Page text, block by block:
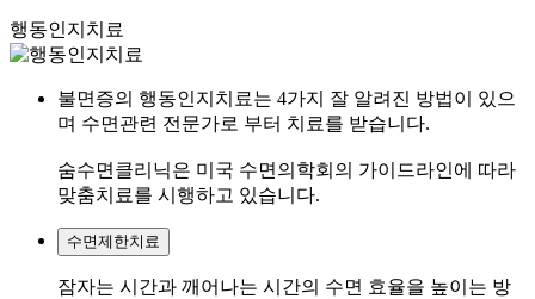
행동인지치료
불면증의 행동인지치료는 4가지 잘 알려진 방법이 있으
며 수면관련 전문가로 부터 치료를 받습니다.
숨수면클리닉은 미국 수면의학회의 가이드라인에 따라
맞춤치료를 시행하고 있습니다.
수면제한치료
잠자는 시간과 깨어나는 시간의 수면 효율을 높이는 방